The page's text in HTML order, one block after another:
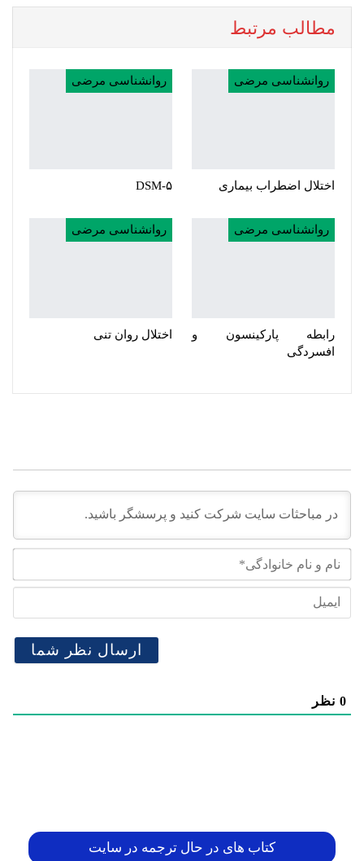
مطالب مرتبط
روانشناسی مرضی
اختلال اضطراب بیماری
روانشناسی مرضی
DSM-۵
روانشناسی مرضی
رابطه پارکینسون و
افسردگی
روانشناسی مرضی
اختلال روان تنی
نام
0 نظر
کتاب های در حال ترجمه در سایت